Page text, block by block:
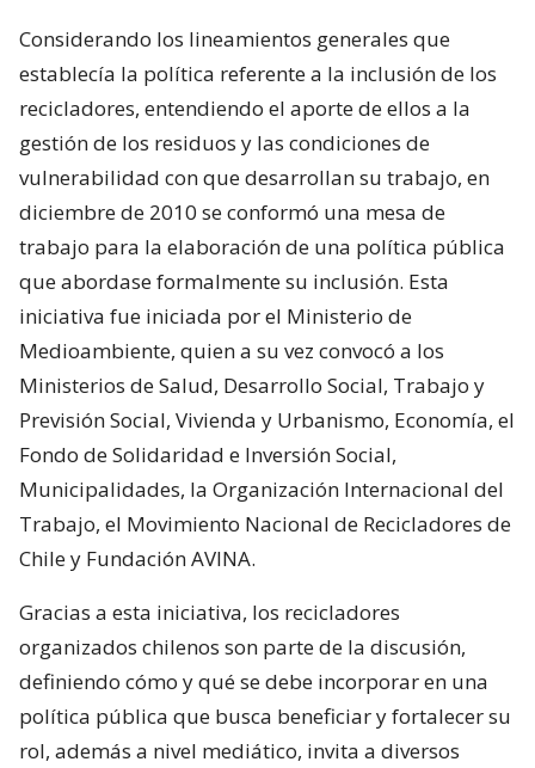
Considerando los lineamientos generales que
establecía la política referente a la inclusión de los
recicladores, entendiendo el aporte de ellos a la
gestión de los residuos y las condiciones de
vulnerabilidad con que desarrollan su trabajo, en
diciembre de 2010 se conformó una mesa de
trabajo para la elaboración de una política pública
que abordase formalmente su inclusión. Esta
iniciativa fue iniciada por el Ministerio de
Medioambiente, quien a su vez convocó a los
Ministerios de Salud, Desarrollo Social, Trabajo y
Previsión Social, Vivienda y Urbanismo, Economía, el
Fondo de Solidaridad e Inversión Social,
Municipalidades, la Organización Internacional del
Trabajo, el Movimiento Nacional de Recicladores de
Chile y Fundación AVINA.
Gracias a esta iniciativa, los recicladores
organizados chilenos son parte de la discusión,
definiendo cómo y qué se debe incorporar en una
política pública que busca beneficiar y fortalecer su
rol, además a nivel mediático, invita a diversos